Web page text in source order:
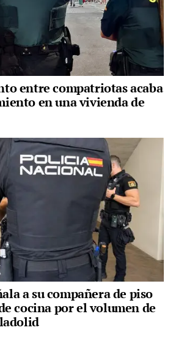
entre compatriotas acaba
en una vivienda de
a su compañera de piso
cocina por el volumen de